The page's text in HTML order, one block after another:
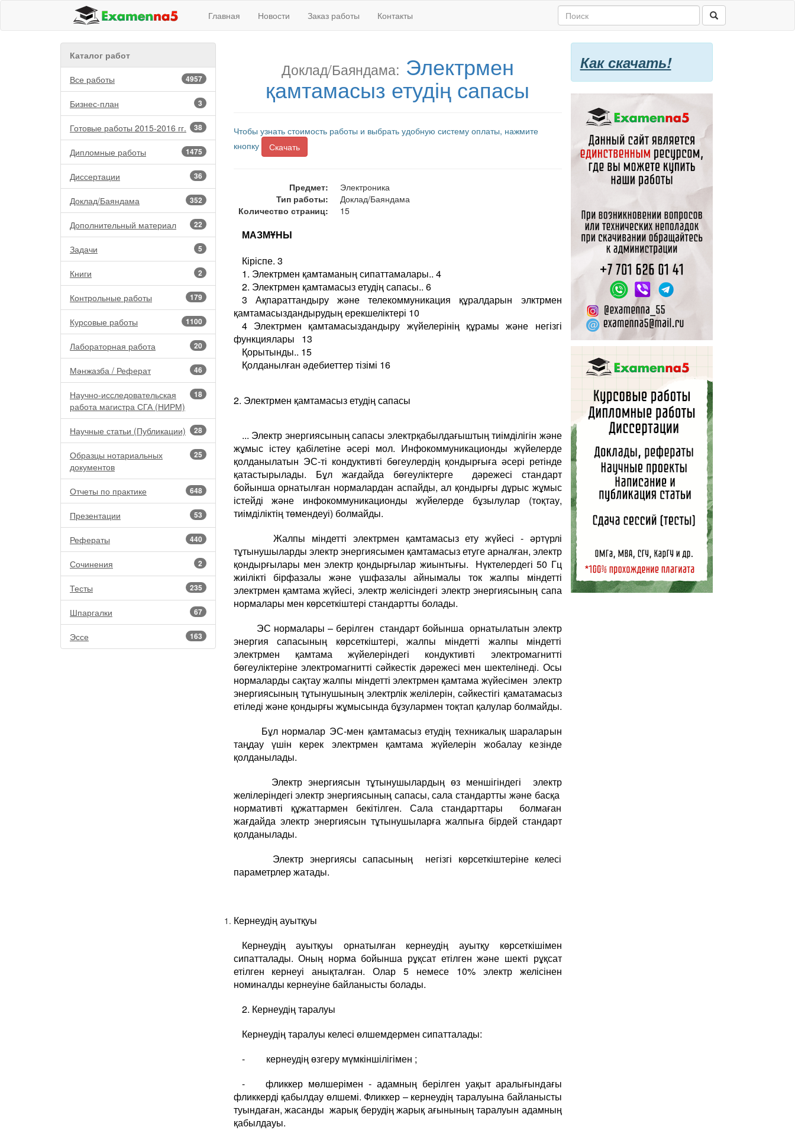
Главная Новости Заказ работы Контакты
Каталог работ
4957
Все работы
3
Бизнес-план
38
Готовые работы 2015-2016 гг.
1475
Дипломные работы
36
Диссертации
352
Доклад/Баяндама
22
Дополнительный материал
5
Задачи
2
Книги
179
Контрольные работы
1100
Курсовые работы
20
Лабораторная работа
46
Мәнжазба / Реферат
18
Научно-исследовательская
работа магистра СГА (НИРМ)
28
Научные статьи (Публикации)
25
Образцы нотариальных
документов
648
Отчеты по практике
53
Презентации
440
Рефераты
2
Сочинения
235
Тесты
67
Шпаргалки
163
Эссе
Доклад/Баяндама: Электрмен
қамтамасыз етудің сапасы
Чтобы узнать стоимость работы и выбрать удобную систему оплаты, нажмите
кнопку
Скачать
Предмет:
Электроника
Тип работы:
Доклад/Баяндама
Количество страниц:
15
МАЗМҰНЫ
Кіріспе. 3
1. Электрмен қамтаманың сипаттамалары.. 4
2. Электрмен қамтамасыз етудің сапасы.. 6
3 Ақпараттандыру және телекоммуникация құралдарын элктрмен
қамтамасыздандырудың ерекшеліктері 10
4 Электрмен қамтамасыздандыру жүйелерінің құрамы және негізгі
функциялары 13
Қорытынды.. 15
Қолданылған әдебиеттер тізімі 16
2. Электрмен қамтамасыз етудің сапасы
... Электр энергиясының сапасы электрқабылдағыштың тиімділігін және
жұмыс істеу қабілетіне әсері мол. Инфокоммуникационды жүйелерде
қолданылатын ЭС-ті кондуктивті бөгеулердің қондырғыға әсері ретінде
қатастырылады. Бұл жағдайда бөгеуліктерге дәрежесі стандарт
бойынша орнатылған нормалардан аспайды, ал қондырғы дұрыс жұмыс
істейді және инфокоммуникационды жүйелерде бұзылулар (тоқтау,
тиімділіктің төмендеуі) болмайды.
Жалпы міндетті электрмен қамтамасыз ету жүйесі - әртүрлі
тұтынушыларды электр энергиясымен қамтамасыз етуге арналған, электр
қондырғылары мен электр қондырғылар жиынтығы. Нүктелердегі 50 Гц
жиілікті бірфазалы және үшфазалы айнымалы ток жалпы міндетті
электрмен қамтама жүйесі, электр желісіндегі электр энергиясының сапа
нормалары мен көрсеткіштері стандартты болады.
ЭС нормалары – берілген стандарт бойынша орнатылатын электр
энергия сапасының көрсеткіштері, жалпы міндетті жалпы міндетті
электрмен қамтама жүйелеріндегі кондуктивті электромагнитті
бөгеуліктеріне электромагнитті сәйкестік дәрежесі мен шектелінеді. Осы
нормаларды сақтау жалпы міндетті электрмен қамтама жүйесімен электр
энергиясының тұтынушының электрлік желілерін, сәйкестігі қаматамасыз
етіледі және қондырғы жұмысында бұзулармен тоқтап қалулар болмайды.
Бұл нормалар ЭС-мен қамтамасыз етудің техникалық шараларын
таңдау үшін керек электрмен қамтама жүйелерін жобалау кезінде
қолданылады.
Электр энергиясын тұтынушылардың өз меншігіндегі электр
желілеріндегі электр энергиясының сапасы, сала стандартты және басқа
нормативті құжаттармен бекітілген. Сала стандарттары болмаған
жағдайда электр энергиясын тұтынушыларға жалпыға бірдей стандарт
қолданылады.
Электр энергиясы сапасының негізгі көрсеткіштеріне келесі
параметрлер жатады.
Кернеудің ауытқуы
Кернеудің ауытқуы орнатылған кернеудің ауытқу көрсеткішімен
сипатталады. Оның норма бойынша рұқсат етілген және шекті рұқсат
етілген кернеуі анықталған. Олар 5 немесе 10% электр желісінен
номиналды кернеуіне байланысты болады.
2. Кернеудің таралуы
Кернеудің таралуы келесі өлшемдермен сипатталады:
- кернеудің өзгеру мүмкіншілігімен ;
- фликкер мөлшерімен - адамның берілген уақыт аралығындағы
фликкерді қабылдау өлшемі. Фликкер – кернеудің таралуына байланысты
туындаған, жасанды жарық берудің жарық ағынының таралуын адамның
қабылдауы.
Как скачать!